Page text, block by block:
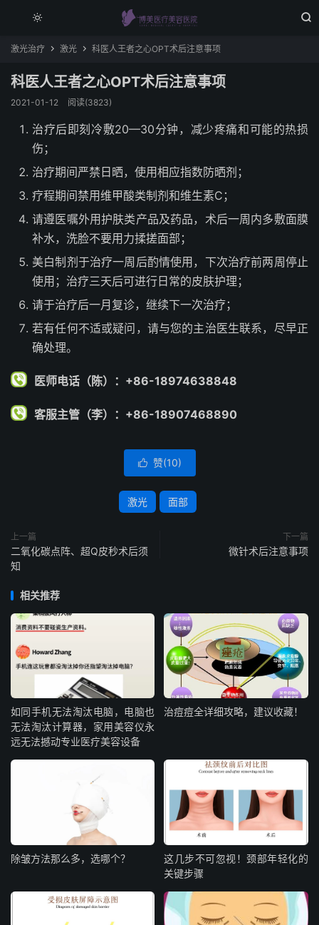


激光治疗  激光  科医人王者之心OPT术后注意事项
科医人王者之心OPT术后注意事项
2021-01-12 阅读(3823)
治疗后即刻冷敷20—30分钟，减少疼痛和可能的热损
伤；
治疗期间严禁日晒，使用相应指数防晒剂；
疗程期间禁用维甲酸类制剂和维生素C；
请遵医嘱外用护肤类产品及药品，术后一周内多敷面膜
补水，洗脸不要用力揉搓面部；
美白制剂于治疗一周后酌情使用，下次治疗前两周停止
使用；治疗三天后可进行日常的皮肤护理；
请于治疗后一月复诊，继续下一次治疗；
若有任何不适或疑问，请与您的主治医生联系，尽早正
确处理。
医师电话（陈）：+86-18974638848
客服主管（李）：+86-18907468890
 赞(10)
激光 面部
上一篇
二氧化碳点阵、超Q皮秒术后须
知
下一篇
微针术后注意事项
相关推荐
如同手机无法淘汰电脑，电脑也
无法淘汰计算器，家用美容仪永
远无法撼动专业医疗美容设备
治痘痘全详细攻略，建议收藏！
除皱方法那么多，选哪个？
这几步不可忽视！颈部年轻化的
关键步骤